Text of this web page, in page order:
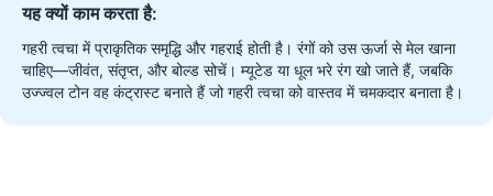
यह क्यों काम करता है:
गहरी त्वचा में प्राकृतिक समृद्धि और गहराई होती है। रंगों को उस ऊर्जा से मेल खाना
चाहिए—जीवंत, संतृप्त, और बोल्ड सोचें। म्यूटेड या धूल भरे रंग खो जाते हैं, जबकि
उज्ज्वल टोन वह कंट्रास्ट बनाते हैं जो गहरी त्वचा को वास्तव में चमकदार बनाता है।